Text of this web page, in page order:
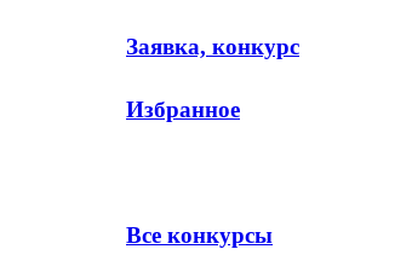
Заявка, конкурс
Избранное
Все конкурсы